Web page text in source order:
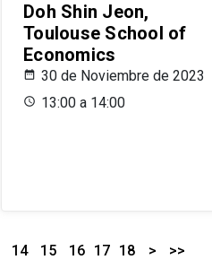
Doh Shin Jeon,
Toulouse School of
Economics
30 de Noviembre de 2023
13:00 a 14:00
14 15 16 17 18 > >>